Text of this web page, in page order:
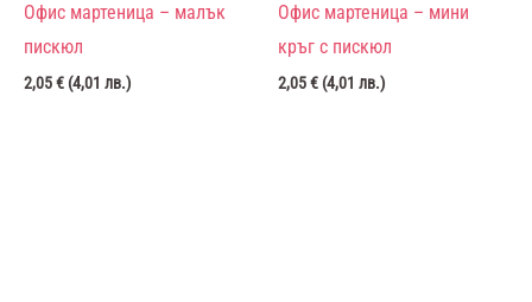
Офис мартеница – малък
пискюл
2,05€ (4,01 лв.)
Офис мартеница – мини
кръг с пискюл
2,05€ (4,01 лв.)